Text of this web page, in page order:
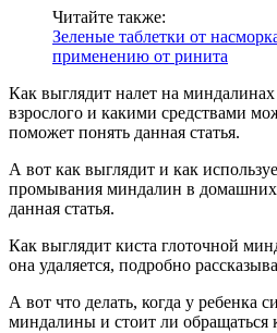
Читайте также:
Зеленые таблетки от
применению от ринита
Как выглядит налет на
взрослого и какими средствами
поможет понять данная статья.
А вот как выглядит и как
промывания миндалин в
данная статья.
Как выглядит киста глоточной
она удаляется, подробно
А вот что делать, когда у ребенка
миндалины и стоит ли обращаться